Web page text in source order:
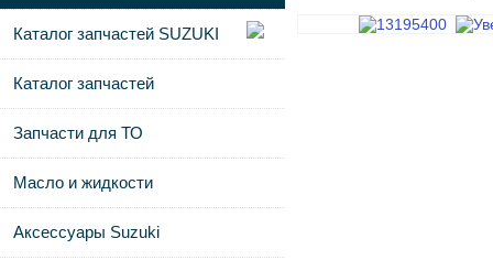
Каталог запчастей SUZUKI
Каталог запчастей
Запчасти для ТО
Масло и жидкости
Аксессуары Suzuki